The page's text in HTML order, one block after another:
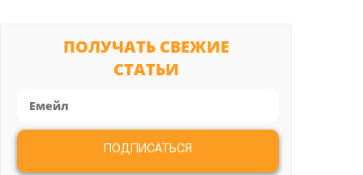
ПОЛУЧАТЬ СВЕЖИЕ
СТАТЬИ
ПОДПИСАТЬСЯ